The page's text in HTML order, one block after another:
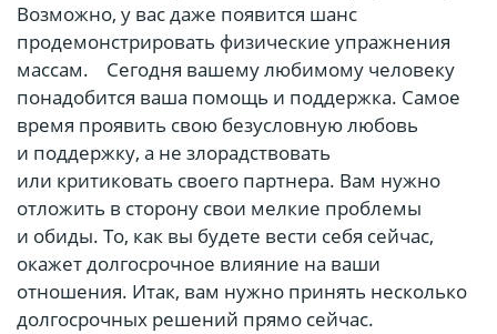
Возможно, у вас даже появится шанс
продемонстрировать физические упражнения
массам.⠀ Сегодня вашему любимому человеку
понадобится ваша помощь и поддержка. Самое
время проявить свою безусловную любовь
и поддержку, а не злорадствовать
или критиковать своего партнера. Вам нужно
отложить в сторону свои мелкие проблемы
и обиды. То, как вы будете вести себя сейчас,
окажет долгосрочное влияние на ваши
отношения. Итак, вам нужно принять несколько
долгосрочных решений прямо сейчас.